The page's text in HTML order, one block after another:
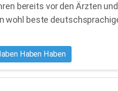
bereits vor den Ärzten
wohl beste
Haben Haben